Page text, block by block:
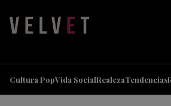
Cultura PopVida SocialRealezaTendencias